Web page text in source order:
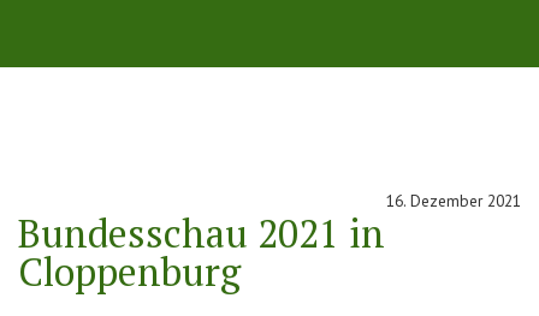
16. Dezember 2021
Bundesschau 2021 in
Cloppenburg